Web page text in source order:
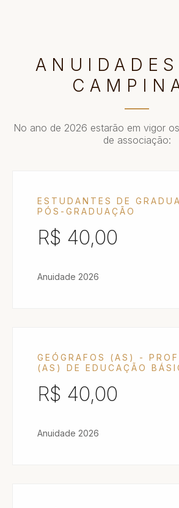
No ano de 2026 estarão em vigor
de associação:
ESTUDANTES DE
PÓS-GRADUAÇÃO
R$ 40,00
Anuidade 2026
GEÓGRAFOS (AS) -
(AS) DE EDUCAÇÃO
R$ 40,00
Anuidade 2026